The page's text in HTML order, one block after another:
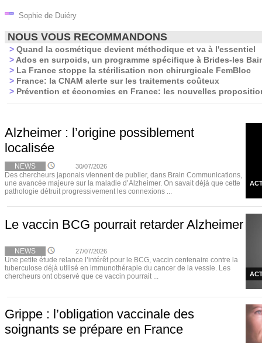
Sophie de Duiéry
NOUS VOUS RECOMMANDONS
> Quand la cosmétique devient méthodique et va à l'essentiel
> Ados en surpoids, un programme spécifique à Brides-les
> La France stoppe la stérilisation non chirurgicale FemBloc
> France: la CNAM alerte sur les traitements coûteux
> Prévention et économies en France: les nouvelles
Alzheimer : l’origine possiblement
localisée
NEWS 30/07/2026
Des chercheurs japonais viennent de publier, dans Brain Communications,
une avancée majeure sur la maladie d’Alzheimer. On savait déjà que cette
pathologie détruit progressivement les connexions ...
Le vaccin BCG pourrait retarder Alzheimer
NEWS 27/07/2026
Une petite étude relance l’intérêt pour le BCG, vaccin centenaire contre la
tuberculose déjà utilisé en immunothérapie du cancer de la vessie. Les
chercheurs ont observé que ce vaccin pourrait ...
Grippe : l’obligation vaccinale des
soignants se prépare en France